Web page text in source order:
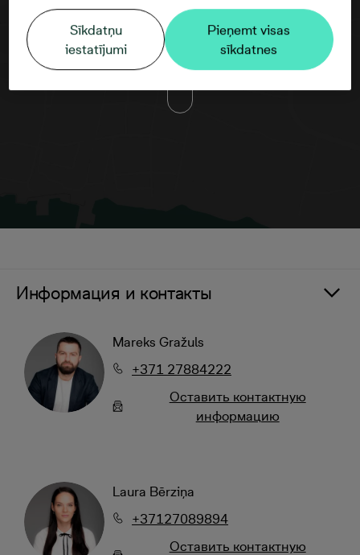
Согласие третьего лица
Информация и контакты
Mareks Gražuls
+371 27884222
Oставить контактную
информацию
Laura Bērziņa
+37127089894
Oставить контактную
Sīkdatņu
iestatījumi
Pieņemt visas
sīkdatnes